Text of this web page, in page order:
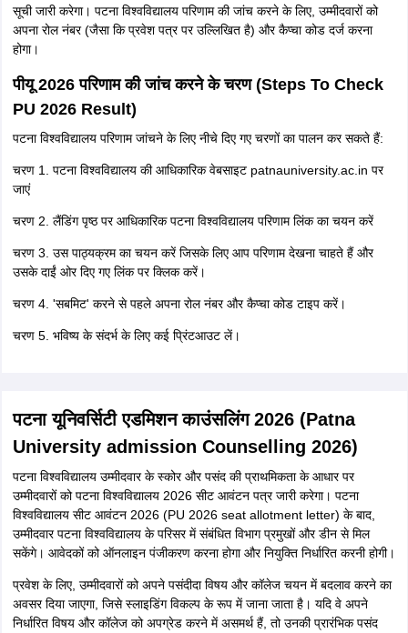
सूची जारी करेगा। पटना विश्वविद्यालय परिणाम की जांच करने के लिए, उम्मीदवारों को
अपना रोल नंबर (जैसा कि प्रवेश पत्र पर उल्लिखित है) और कैप्चा कोड दर्ज करना
होगा।
पीयू 2026 परिणाम की जांच करने के चरण (Steps To Check
PU 2026 Result)
पटना विश्वविद्यालय परिणाम जांचने के लिए नीचे दिए गए चरणों का पालन कर सकते हैं:
चरण 1. पटना विश्वविद्यालय की आधिकारिक वेबसाइट patnauniversity.ac.in पर
जाएं
चरण 2. लैंडिंग पृष्ठ पर आधिकारिक पटना विश्वविद्यालय परिणाम लिंक का चयन करें
चरण 3. उस पाठ्यक्रम का चयन करें जिसके लिए आप परिणाम देखना चाहते हैं और
उसके दाईं ओर दिए गए लिंक पर क्लिक करें।
चरण 4. 'सबमिट' करने से पहले अपना रोल नंबर और कैप्चा कोड टाइप करें।
चरण 5. भविष्य के संदर्भ के लिए कई प्रिंटआउट लें।
पटना यूनिवर्सिटी एडमिशन काउंसलिंग 2026 (Patna
University admission Counselling 2026)
पटना विश्वविद्यालय उम्मीदवार के स्कोर और पसंद की प्राथमिकता के आधार पर
उम्मीदवारों को पटना विश्वविद्यालय 2026 सीट आवंटन पत्र जारी करेगा। पटना
विश्वविद्यालय सीट आवंटन 2026 (PU 2026 seat allotment letter) के बाद,
उम्मीदवार पटना विश्वविद्यालय के परिसर में संबंधित विभाग प्रमुखों और डीन से मिल
सकेंगे। आवेदकों को ऑनलाइन पंजीकरण करना होगा और नियुक्ति निर्धारित करनी होगी।
प्रवेश के लिए, उम्मीदवारों को अपने पसंदीदा विषय और कॉलेज चयन में बदलाव करने का
अवसर दिया जाएगा, जिसे स्लाइडिंग विकल्प के रूप में जाना जाता है। यदि वे अपने
निर्धारित विषय और कॉलेज को अपग्रेड करने में असमर्थ हैं, तो उनकी प्रारंभिक पसंद